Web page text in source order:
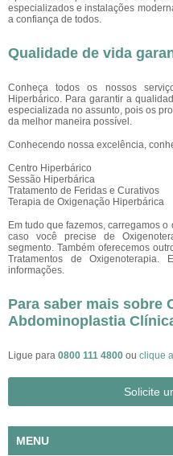
especializados e instalações
a confiança de todos.
Qualidade de vida
Conheça todos os nossos
Hiperbárico. Para garantir a
especializada no assunto, pois os
da melhor maneira possível.
Conhecendo nossa excelência,
Centro Hiperbárico
Sessão Hiperbárica
Tratamento de Feridas e Curativos
Terapia de Oxigenação Hiperbárica
Em tudo que fazemos, carregamos
caso você precise de
segmento. Também oferecemos
Tratamentos de
informações.
Para saber mais sobre
Abdominoplastia
Ligue para 0800 111 4800 ou clique
Solicite
MENU